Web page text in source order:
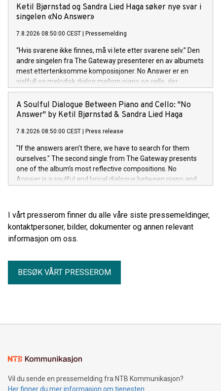
historiefortelling et smittende refreng og et varmt
poputtrykk. "Blindvei" er ute nå! Lytt her.
Ketil Bjørnstad og Sandra Lied Haga søker nye svar i
singelen «No Answer»
7.8.2026 08:50:00 CEST Pressemelding
“Hvis svarene ikke finnes, må vi lete etter svarene selv.” Den
andre singelen fra The Gateway presenterer en av albumets
mest ettertenksomme komposisjoner. No Answer er en
sjelfull og melodisk dialog mellom piano og cello, der
stillheten og rommet mellom tonene er like viktige som selve
melodien.
A Soulful Dialogue Between Piano and Cello: "No
Answer" by Ketil Bjørnstad & Sandra Lied Haga
7.8.2026 08:50:00 CEST Press release
"If the answers aren't there, we have to search for them
ourselves." The second single from The Gateway presents
one of the album's most reflective compositions. No
Answer is a soulful and lyrical dialogue between piano and
I vårt presserom finner du alle våre siste pressemeldinger,
kontaktpersoner, bilder, dokumenter og annen relevant
informasjon om oss.
BESØK VÅRT PRESSEROM
Vil du sende en pressemelding fra NTB Kommunikasjon?
Her finner du mer informasjon om tjenesten